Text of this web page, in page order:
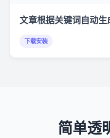
文章根据关键词自动
下载安装
简单透